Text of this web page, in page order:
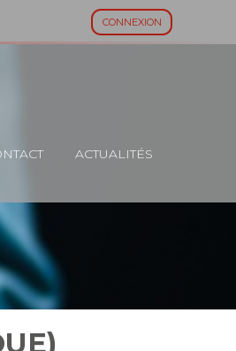
CONNEXION
ACTUALITÉS